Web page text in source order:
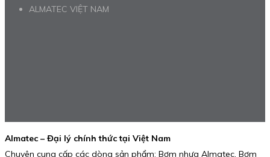
ALMATEC VIỆT NAM
Almatec – Đại lý chính thức tại Việt Nam
Chuyên cung cấp các dòng sản phẩm: Bơm nhựa Almatec, Bơm